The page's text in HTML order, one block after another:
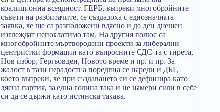
коалиционна всеядност. ГЕРБ, въпреки многобройните
съвети на разбирачите, се създадоха с еднозначната
заявка, че ще са разположени вдясно и до ден днешен
изглеждат непоклатимо там. На другия полюс са
многобройните мъртвородени проекти за либерални
центристки формации като въпросните СДС-та с тирета,
Нов избор, Гергьовден, Новото време и пр. и пр. За
жалост в тази нерадостна поредица се нареди и ДБГ,
което въпреки, че при създаването си се дефинира като
дясна партия, за една година така и не намери сили в себе
си да се държи като истинска такава.